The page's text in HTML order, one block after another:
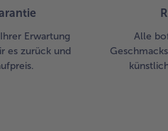
Erwartung
es zurück und
Alle